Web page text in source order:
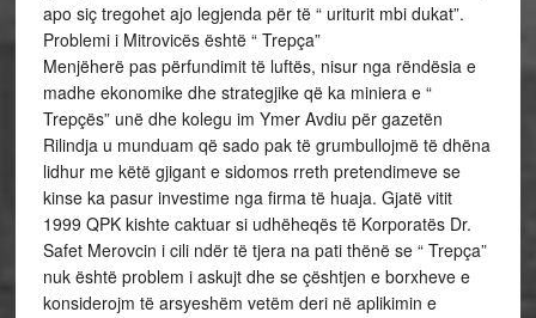
apo siç tregohet ajo legjenda për të “ uriturit mbi dukat”.
Problemi i Mitrovicës është “ Trepça”
Menjëherë pas përfundimit të luftës, nisur nga rëndësia e
madhe ekonomike dhe strategjike që ka miniera e “
Trepçës” unë dhe kolegu im Ymer Avdiu për gazetën
Rilindja u munduam që sado pak të grumbullojmë të dhëna
lidhur me këtë gjigant e sidomos rreth pretendimeve se
kinse ka pasur investime nga firma të huaja. Gjatë vitit
1999 QPK kishte caktuar si udhëheqës të Korporatës Dr.
Safet Merovcin i cili ndër të tjera na pati thënë se “ Trepça”
nuk është problem i askujt dhe se çështjen e borxheve e
konsiderojm të arsyeshëm vetëm deri në aplikimin e